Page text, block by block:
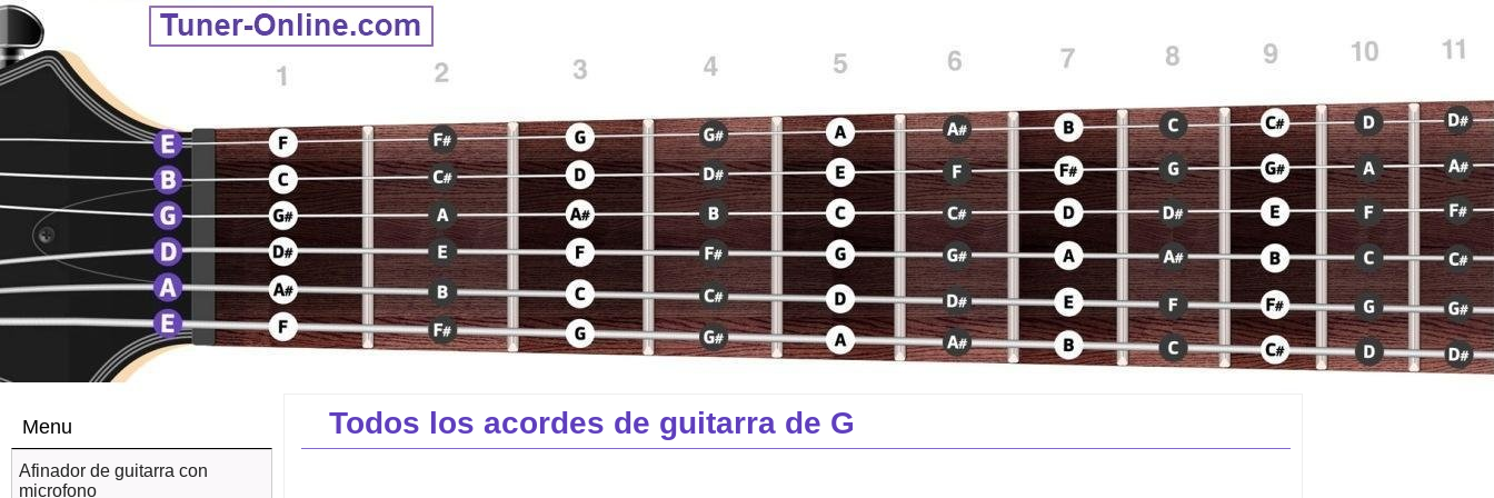
Menu
Afinador de guitarra con
microfono
Todos los acordes de guitarra de G